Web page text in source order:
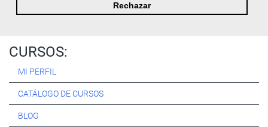
Rechazar
CURSOS:
MI PERFIL
CATÁLOGO DE CURSOS
BLOG